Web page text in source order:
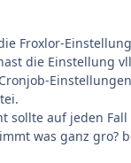
Froxlor-
die Einstellung
sollte auf jeden
was ganz gro?